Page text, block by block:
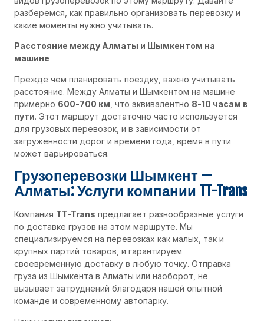
разберемся, как правильно организовать перевозку и
какие моменты нужно учитывать.
Расстояние между Алматы и Шымкентом на
машине
Прежде чем планировать поездку, важно учитывать
расстояние. Между Алматы и Шымкентом на машине
примерно 600-700 км , что эквивалентно 8-10 часам в
пути. Этот маршрут достаточно часто используется
для грузовых перевозок, и в зависимости от
загруженности дорог и времени года, время в пути
может варьироваться.
Грузоперевозки Шымкент —
Алматы: Услуги компании TT-Trans
Компания TT-Trans предлагает разнообразные услуги
по доставке грузов на этом маршруте. Мы
специализируемся на перевозках как малых, так и
крупных партий товаров, и гарантируем
своевременную доставку в любую точку. Отправка
груза из Шымкента в Алматы или наоборот, не
вызывает затруднений благодаря нашей опытной
команде и современному автопарку.